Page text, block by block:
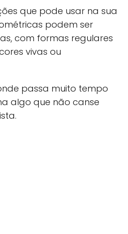
que pode usar na sua
podem ser
com formas regulares
vivas ou
passa muito tempo
algo que não canse